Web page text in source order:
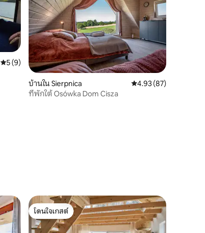
คะแนนเฉลี่ย 5 จาก 5, 9 รีวิว
5 (9)
บ้านใน Sierpnica คะแนนเฉลี่ย 4.93 จาก
4.93 (87)
ที่พักใต้ Osówka Dom Cisza
โดนใจเกสต์
โดนใจเกสต์